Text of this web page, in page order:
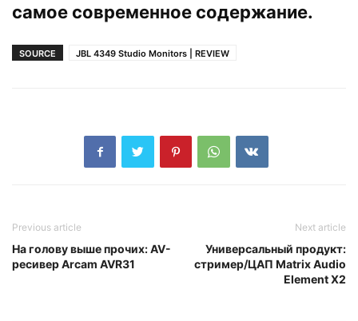
самое современное содержание.
SOURCE JBL 4349 Studio Monitors | REVIEW
Previous article
На голову выше прочих: AV-
ресивер Arcam AVR31
Next article
Универсальный продукт:
стример/ЦАП Matrix Audio
Element X2